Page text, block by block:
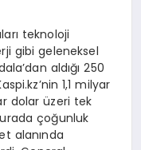
teknoloji
gibi geleneksel
aldığı 250
1,1 milyar
dolar üzeri tek
çoğunluk
alanında